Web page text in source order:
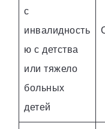
с
инвалидность
ю с детства
или тяжело
больных
детей